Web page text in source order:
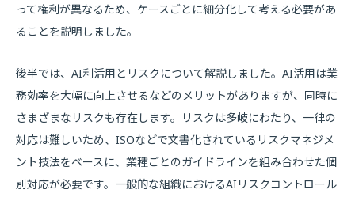
って権利が異なるため、ケースごとに細分化して考える必要があ
ることを説明しました。
後半では、AI利活用とリスクについて解説しました。AI活用は業
務効率を大幅に向上させるなどのメリットがありますが、同時に
さまざまなリスクも存在します。リスクは多岐にわたり、一律の
対応は難しいため、ISOなどで文書化されているリスクマネジメ
ント技法をベースに、業種ごとのガイドラインを組み合わせた個
別対応が必要です。一般的な組織におけるAIリスクコントロール